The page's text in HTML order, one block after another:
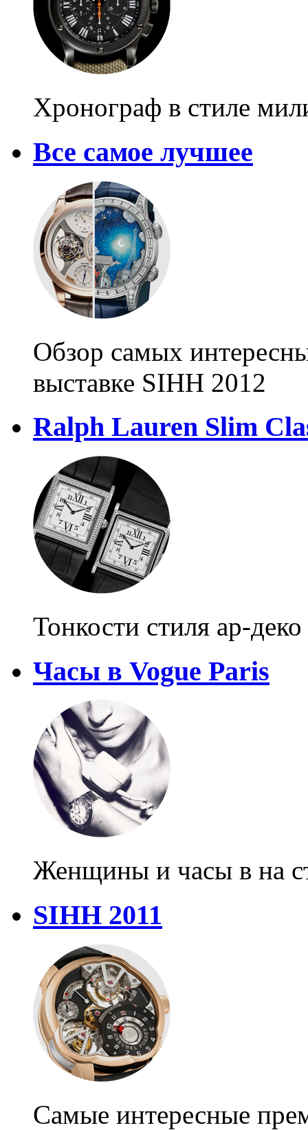
Хронограф в стиле
Все самое лучшее
Обзор самых
выставке SIHH 2012
Ralph Lauren Slim
Тонкости стиля ар-деко
Часы в Vogue Paris
Женщины и часы в на
SIHH 2011
Самые интересные